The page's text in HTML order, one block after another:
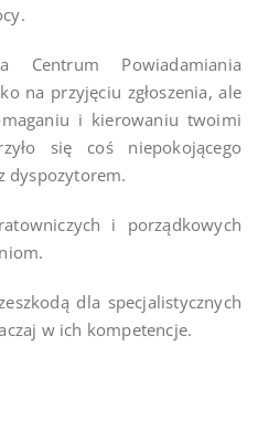
Centrum Powiadamiania
na przyjęciu zgłoszenia, ale
i kierowaniu twoimi
się coś niepokojącego
dyspozytorem.
i porządkowych
dla specjalistycznych
w ich kompetencje.